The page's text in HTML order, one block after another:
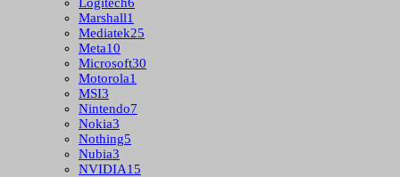
Logitech6
Marshall1
Mediatek25
Meta10
Microsoft30
Motorola1
MSI3
Nintendo7
Nokia3
Nothing5
Nubia3
NVIDIA15